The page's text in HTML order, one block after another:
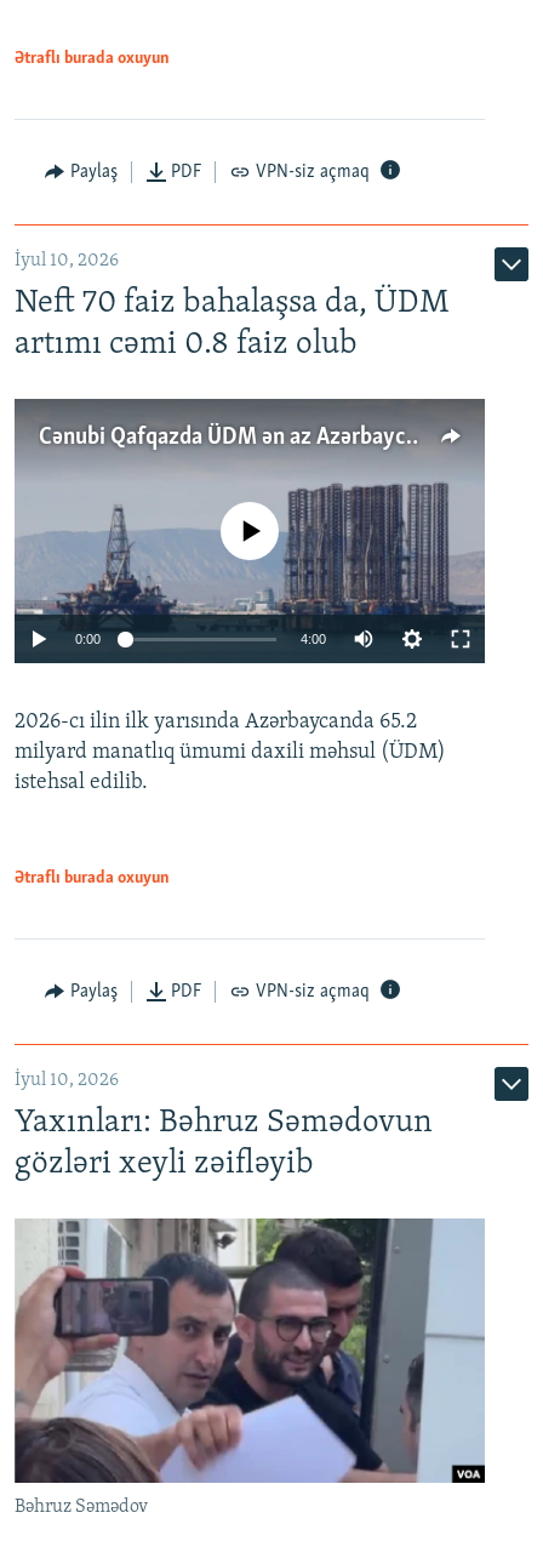
Ətraflı burada oxuyun
Paylaş PDF VPN-siz açmaq
İyul 10, 2026
Neft 70 faiz bahalaşsa da, ÜDM
artımı cəmi 0.8 faiz olub
Cənubi Qafqazda ÜDM ən az Azərbaycanda artır: Qonşuları niyə Bakını qabaqlaya bilir?
Auto 240p 360p 480p
No media source currently available
0:00 4:00
360p
480p
2026-cı ilin ilk yarısında Azərbaycanda 65.2
milyard manatlıq ümumi daxili məhsul (ÜDM)
istehsal edilib.
Ətraflı burada oxuyun
Paylaş PDF VPN-siz açmaq
İyul 10, 2026
Yaxınları: Bəhruz Səmədovun
gözləri xeyli zəifləyib
Bəhruz Səmədov